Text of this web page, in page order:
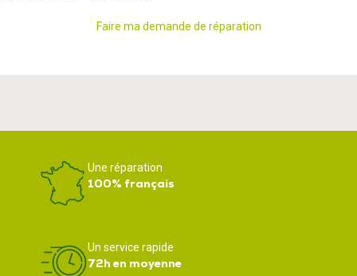
Faire ma demande de réparation
Une réparation
100% français
Un service rapide
72h en moyenne